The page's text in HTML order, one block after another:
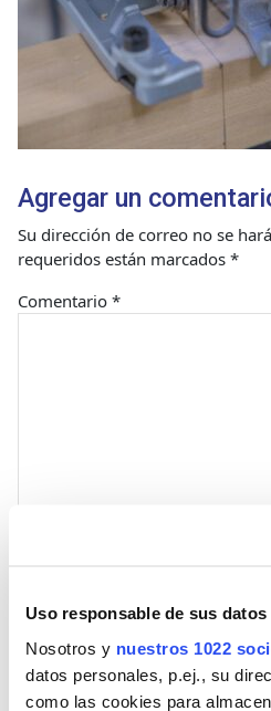
Uso responsable de sus datos
Nosotros y nuestros 1022
datos personales, p.ej., su
como las cookies para
Agregar un
Su dirección de correo no se
requeridos están marcados *
Comentario *